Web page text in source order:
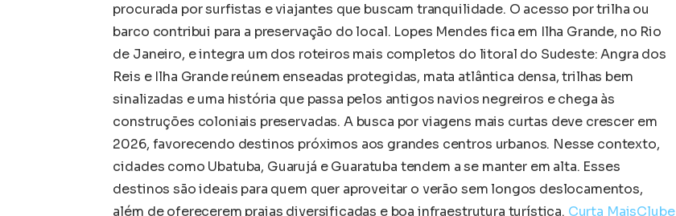
procurada por surfistas e viajantes que buscam tranquilidade. O acesso por trilha ou
barco contribui para a preservação do local. Lopes Mendes fica em Ilha Grande, no Rio
de Janeiro, e integra um dos roteiros mais completos do litoral do Sudeste: Angra dos
Reis e Ilha Grande reúnem enseadas protegidas, mata atlântica densa, trilhas bem
sinalizadas e uma história que passa pelos antigos navios negreiros e chega às
construções coloniais preservadas. A busca por viagens mais curtas deve crescer em
2026, favorecendo destinos próximos aos grandes centros urbanos. Nesse contexto,
cidades como Ubatuba, Guarujá e Guaratuba tendem a se manter em alta. Esses
destinos são ideais para quem quer aproveitar o verão sem longos deslocamentos,
além de oferecerem praias diversificadas e boa infraestrutura turística. Curta MaisClube